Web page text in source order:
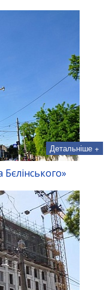
Детальніше +